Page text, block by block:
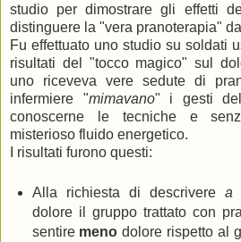
studio per dimostrare gli effetti
distinguere la "vera pranoterapia"
Fu effettuato uno studio su soldati
risultati del "tocco magico" sul
uno riceveva vere sedute di
infermiere "mimavano" i gesti
conoscerne le tecniche e
misterioso fluido energetico.
I risultati furono questi:
Alla richiesta di descrivere a
dolore il gruppo trattato con
sentire menodolore rispetto al